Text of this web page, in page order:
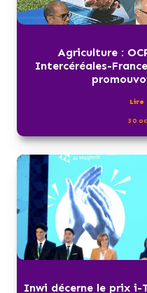
Agriculture :
Intercéréales-
Lire
30
Inwi décerne le prix i-